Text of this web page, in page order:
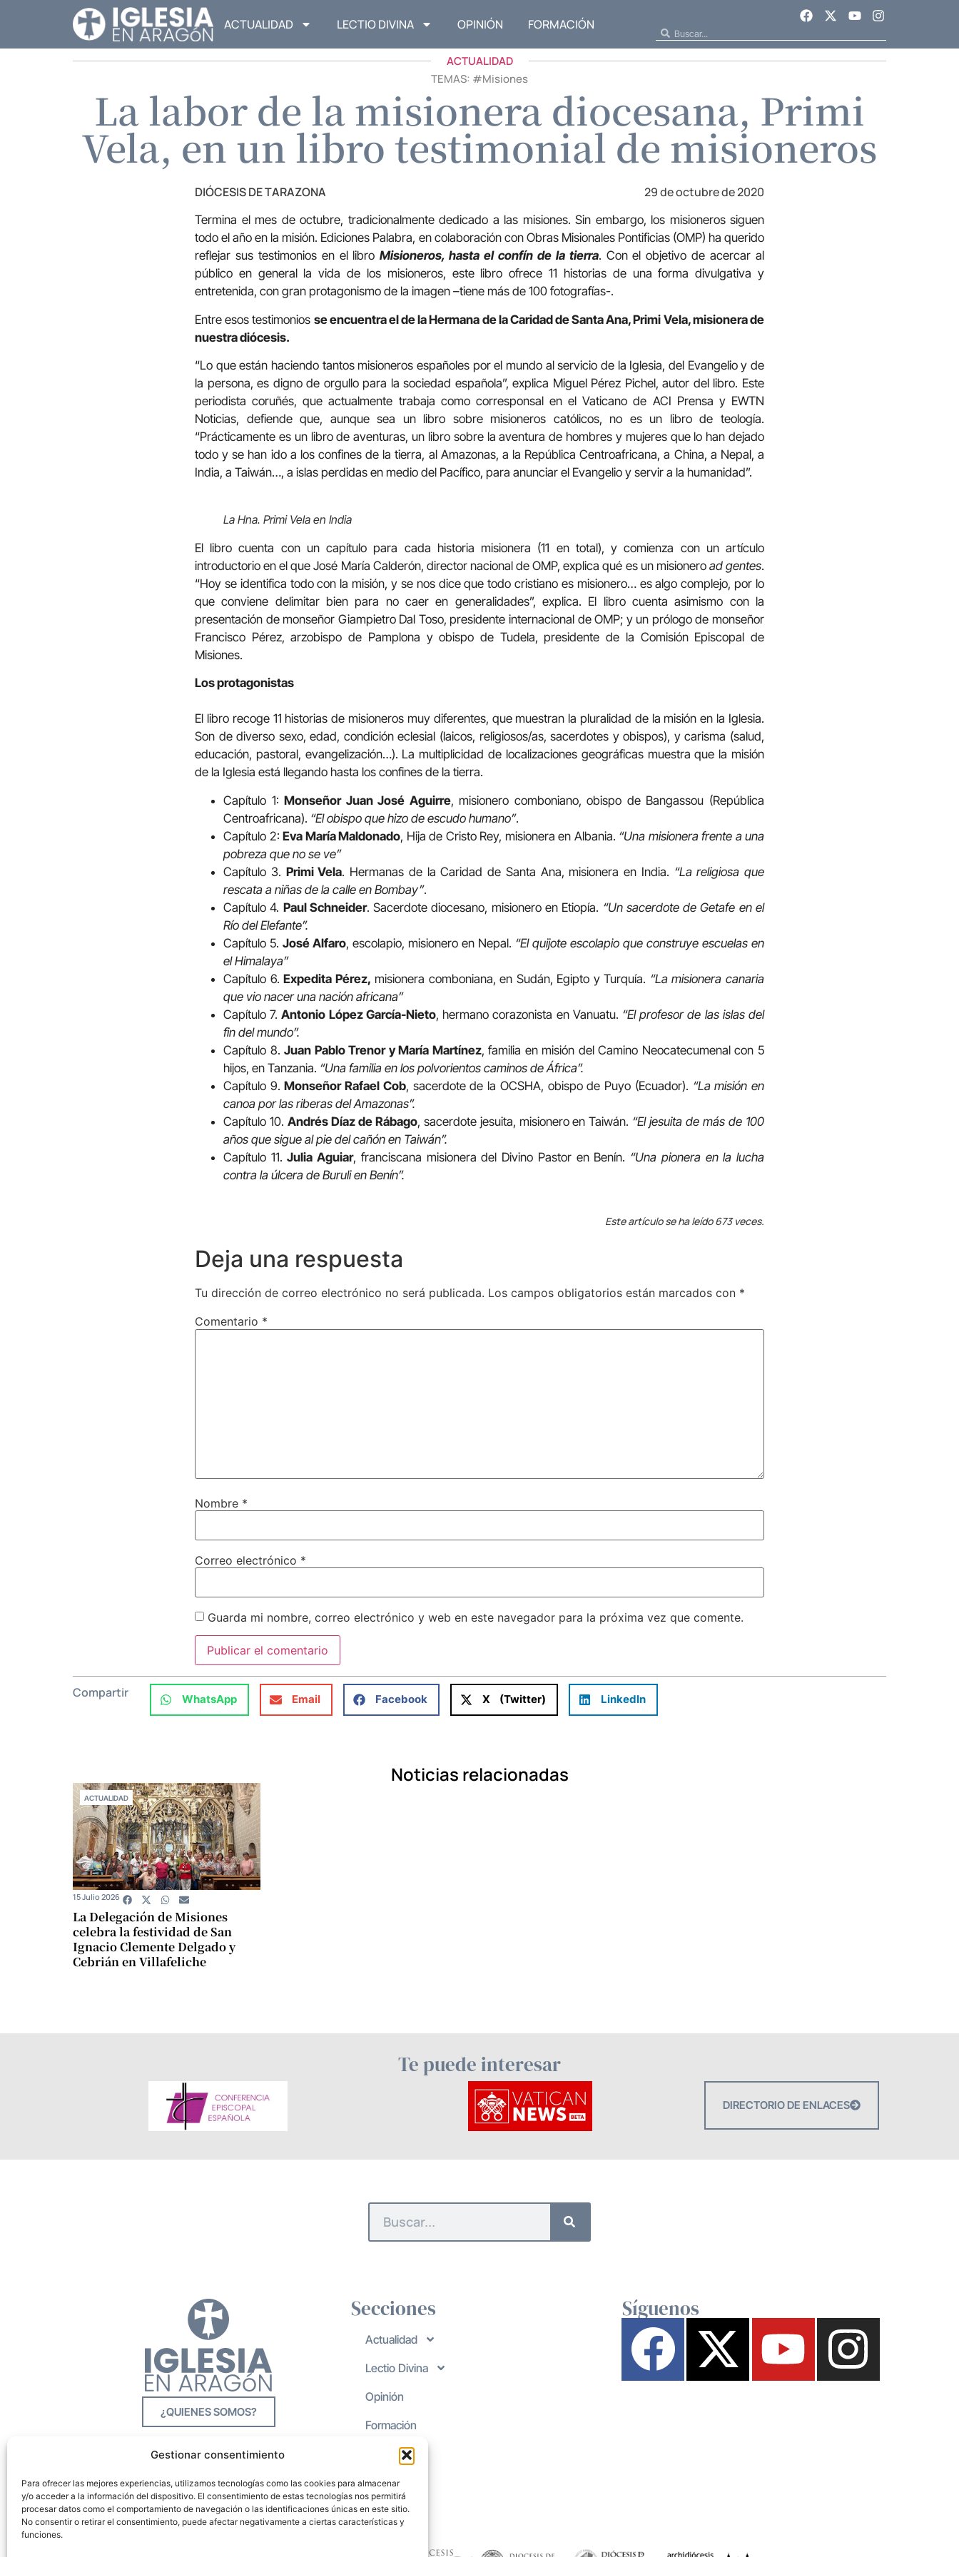
Gestionar consentimiento
Para ofrecer las mejores experiencias, utilizamos tecnologías como las cookies para almacenar
y/o acceder a la información del dispositivo. El consentimiento de estas tecnologías nos permitirá
procesar datos como el comportamiento de navegación o las identificaciones únicas en este sitio.
No consentir o retirar el consentimiento, puede afectar negativamente a ciertas características y
funciones.
ACTUALIDAD LECTIO DIVINA OPINIÓN FORMACIÓN
ACTUALIDAD
TEMAS: #Misiones
La labor de la misionera diocesana, Primi
Vela, en un libro testimonial de misioneros
DIÓCESIS DE TARAZONA 29 de octubre de 2020
Termina el mes de octubre, tradicionalmente dedicado a las misiones. Sin embargo, los misioneros siguen
todo el año en la misión. Ediciones Palabra, en colaboración con Obras Misionales Pontificias (OMP) ha querido
reflejar sus testimonios en el libroMisioneros, hasta el confín de la tierra. Con el objetivo de acercar al
público en general la vida de los misioneros, este libro ofrece 11 historias de una forma divulgativa y
entretenida, con gran protagonismo de la imagen –tiene más de 100 fotografías-.
Entre esos testimonios se encuentra el de la Hermana de la Caridad de Santa Ana, Primi Vela, misionera de
nuestra diócesis.
“Lo que están haciendo tantos misioneros españoles por el mundo al servicio de la Iglesia, del Evangelio y de
la persona, es digno de orgullo para la sociedad española”, explica Miguel Pérez Pichel, autor del libro. Este
periodista coruñés, que actualmente trabaja como corresponsal en el Vaticano de ACI Prensa y EWTN
Noticias, defiende que, aunque sea un libro sobre misioneros católicos, no es un libro de teología.
“Prácticamente es un libro de aventuras, un libro sobre la aventura de hombres y mujeres que lo han dejado
todo y se han ido a los confines de la tierra, al Amazonas, a la República Centroafricana, a China, a Nepal, a
India, a Taiwán…, a islas perdidas en medio del Pacífico, para anunciar el Evangelio y servir a la humanidad”.
La Hna. Primi Vela en India
El libro cuenta con un capítulo para cada historia misionera (11 en total), y comienza con un artículo
introductorio en el que José María Calderón, director nacional de OMP, explica qué es un misionero ad gentes.
“Hoy se identifica todo con la misión, y se nos dice que todo cristiano es misionero… es algo complejo, por lo
que conviene delimitar bien para no caer en generalidades”, explica. El libro cuenta asimismo con la
presentación de monseñor Giampietro Dal Toso, presidente internacional de OMP; y un prólogo de monseñor
Francisco Pérez, arzobispo de Pamplona y obispo de Tudela, presidente de la Comisión Episcopal de
Misiones.
Los protagonistas
El libro recoge 11 historias de misioneros muy diferentes, que muestran la pluralidad de la misión en la Iglesia.
Son de diverso sexo, edad, condición eclesial (laicos, religiosos/as, sacerdotes y obispos), y carisma (salud,
educación, pastoral, evangelización…). La multiplicidad de localizaciones geográficas muestra que la misión
de la Iglesia está llegando hasta los confines de la tierra.
Capítulo 1:Monseñor Juan José Aguirre, misionero comboniano, obispo de Bangassou (República
Centroafricana). “El obispo que hizo de escudo humano”.
Capítulo 2: Eva María Maldonado, Hija de Cristo Rey, misionera en Albania. “Una misionera frente a una
pobreza que no se ve”
Capítulo 3. Primi Vela. Hermanas de la Caridad de Santa Ana, misionera en India. “La religiosa que
rescata a niñas de la calle en Bombay”.
Capítulo 4. Paul Schneider. Sacerdote diocesano, misionero en Etiopía. “Un sacerdote de Getafe en el
Río del Elefante”.
Capítulo 5. José Alfaro, escolapio, misionero en Nepal. “El quijote escolapio que construye escuelas en
el Himalaya”
Capítulo 6.Expedita Pérez, misionera comboniana, en Sudán, Egipto y Turquía. “La misionera canaria
que vio nacer una nación africana”
Capítulo 7.Antonio López García-Nieto, hermano corazonista en Vanuatu. “El profesor de las islas del
fin del mundo”.
Capítulo 8.Juan Pablo Trenor y María Martínez, familia en misión del Camino Neocatecumenal con 5
hijos, en Tanzania. “Una familia en los polvorientos caminos de África”.
Capítulo 9.Monseñor Rafael Cob, sacerdote de la OCSHA, obispo de Puyo (Ecuador). “La misión en
canoa por las riberas del Amazonas”.
Capítulo 10. Andrés Díaz de Rábago, sacerdote jesuita, misionero en Taiwán. “El jesuita de más de 100
años que sigue al pie del cañón en Taiwán”.
Capítulo 11.Julia Aguiar, franciscana misionera del Divino Pastor en Benín. “Una pionera en la lucha
contra la úlcera de Buruli en Benín”.
Este artículo se ha leído 673 veces.
Deja una respuesta
Tu dirección de correo electrónico no será publicada. Los campos obligatorios están marcados con *
Comentario *
Nombre *
Correo electrónico *
Guarda mi nombre, correo electrónico y web en este navegador para la próxima vez que comente.
Compartir WhatsApp Email Facebook X (Twitter) LinkedIn
Noticias relacionadas
ACTUALIDAD
La Delegación de Misiones
celebra la festividad de San
Ignacio Clemente Delgado y
Cebrián en Villafeliche
15 Julio 2026
Te puede interesar
DIRECTORIO DE ENLACES
¿QUIENES SOMOS?
Secciones
Actualidad
Lectio Divina
Opinión
Formación
Síguenos